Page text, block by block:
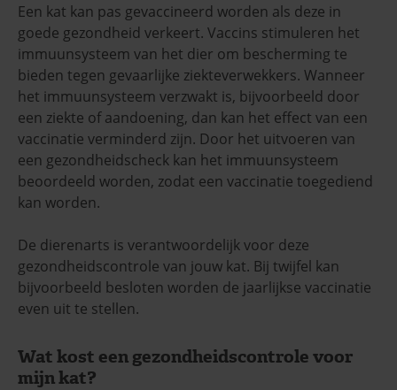
Een kat kan pas gevaccineerd worden als deze in
goede gezondheid verkeert. Vaccins stimuleren het
immuunsysteem van het dier om bescherming te
bieden tegen gevaarlijke ziekteverwekkers. Wanneer
het immuunsysteem verzwakt is, bijvoorbeeld door
een ziekte of aandoening, dan kan het effect van een
vaccinatie verminderd zijn. Door het uitvoeren van
een gezondheidscheck kan het immuunsysteem
beoordeeld worden, zodat een vaccinatie toegediend
kan worden.
De dierenarts is verantwoordelijk voor deze
gezondheidscontrole van jouw kat. Bij twijfel kan
bijvoorbeeld besloten worden de jaarlijkse vaccinatie
even uit te stellen.
Wat kost een gezondheidscontrole voor
mijn kat?